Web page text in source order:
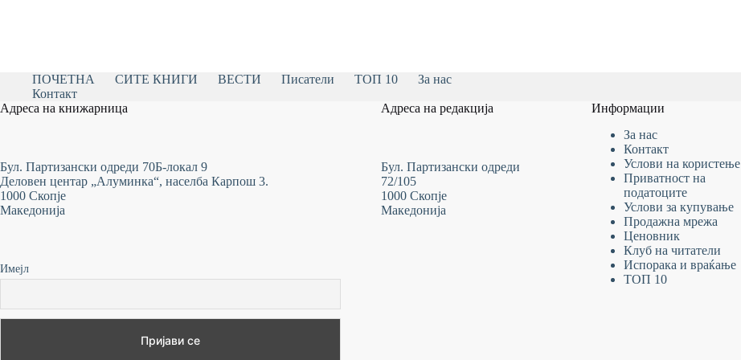
ПОЧЕТНА СИТЕ КНИГИ ВЕСТИ Писатели ТОП 10
За нас
Контакт
Адреса на книжарница
Бул. Партизански одреди 70Б-локал 9
Деловен центар „Алуминка“, населба Карпош 3.
1000 Скопје
Македонија
Имејл
Адреса на редакција
Бул. Партизански одреди
72/105
1000 Скопје
Македонија
Информации
За нас
Контакт
Услови на користење
Приватност на
податоците
Услови за купување
Продажна мрежа
Ценовник
Клуб на читатели
Испорака и враќање
ТОП 10